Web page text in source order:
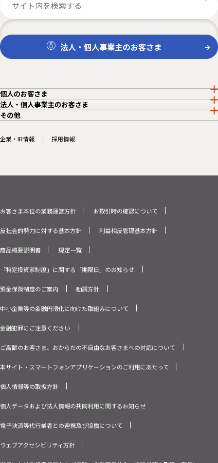
法人・個人事業主のお客さま
個人のお客さま
法人・個人事業主のお客さま
その他
企業・IR情報 採用情報
お客さま本位の業務運営方針 お取引時の確認について
反社会的勢力に対する基本方針 利益相反管理基本方針
商品概要説明書 規定一覧
「特定投資家制度」に関する「期限日」のお知らせ
預金保険制度のご案内 勧誘方針
中小企業等の金融円滑化に向けた取組みについて
金融犯罪にご注意ください
ご高齢のお客さま、おからだの不自由なお客さまへの対応について
本サイト・スマートフォンアプリケーションのご利用にあたって
個人情報等の取扱方針
個人データおよび法人情報の共同利用に関するお知らせ
電子決済等代行業者との連携及び協働について
ウェブアクセシビリティ方針